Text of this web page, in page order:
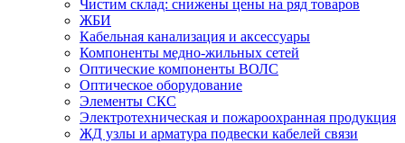
Чистим склад: снижены цены на ряд товаров
ЖБИ
Кабельная канализация и аксессуары
Компоненты медно-жильных сетей
Оптические компоненты ВОЛС
Оптическое оборудование
Элементы СКС
Электротехническая и пожароохранная продукция
ЖД узлы и арматура подвески кабелей связи